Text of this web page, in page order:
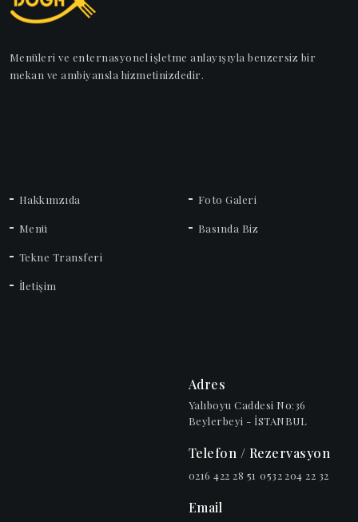
Menüleri ve enternasyonel işletme anlayışıyla benzersiz bir
mekan ve ambiyansla hizmetinizdedir.
Hakkımzıda
Menü
Tekne Transferi
İletişim
Foto Galeri
Basında Biz
Adres
Yalıboyu Caddesi No:36
Beylerbeyi - İSTANBUL
Telefon / Rezervasyon
0216 422 28 51 0532 204 22 32
Email